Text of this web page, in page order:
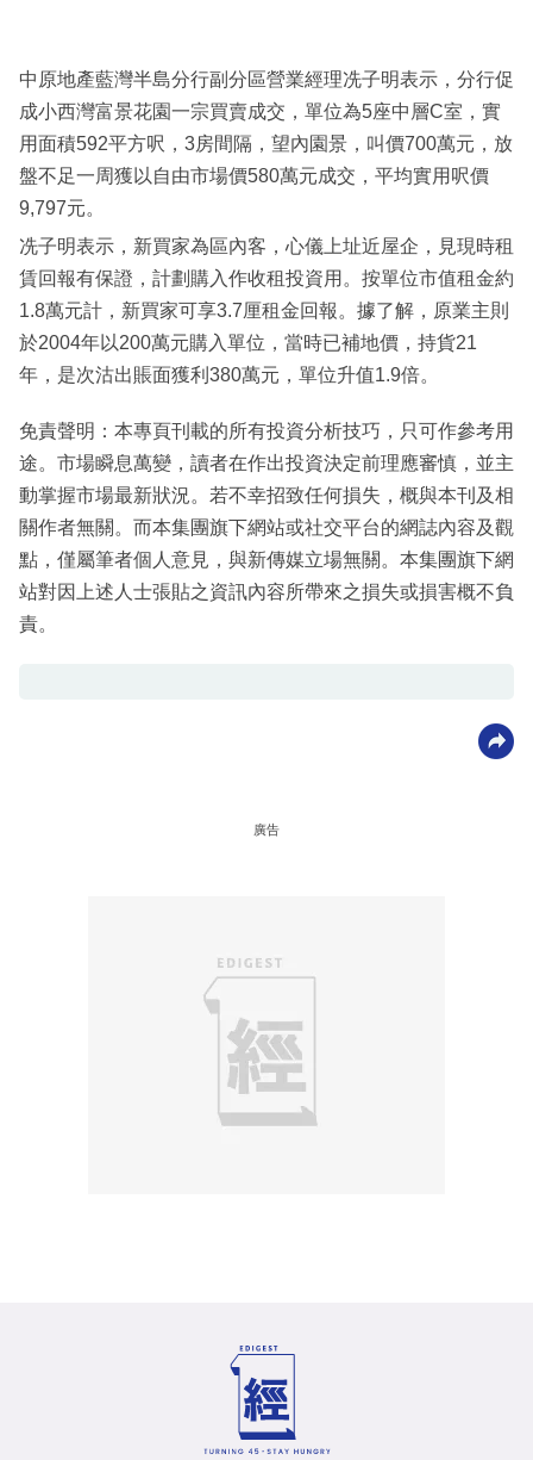
中原地產藍灣半島分行副分區營業經理冼子明表示，分行促
成小西灣富景花園一宗買賣成交，單位為5座中層C室，實
用面積592平方呎，3房間隔，望內園景，叫價700萬元，放
盤不足一周獲以自由市場價580萬元成交，平均實用呎價
9,797元。
冼子明表示，新買家為區內客，心儀上址近屋企，見現時租
賃回報有保證，計劃購入作收租投資用。按單位市值租金約
1.8萬元計，新買家可享3.7厘租金回報。據了解，原業主則
於2004年以200萬元購入單位，當時已補地價，持貨21
年，是次沽出賬面獲利380萬元，單位升值1.9倍。
免責聲明：本專頁刊載的所有投資分析技巧，只可作參考用
途。市場瞬息萬變，讀者在作出投資決定前理應審慎，並主
動掌握市場最新狀況。若不幸招致任何損失，概與本刊及相
關作者無關。而本集團旗下網站或社交平台的網誌內容及觀
點，僅屬筆者個人意見，與新傳媒立場無關。本集團旗下網
站對因上述人士張貼之資訊內容所帶來之損失或損害概不負
責。
廣告